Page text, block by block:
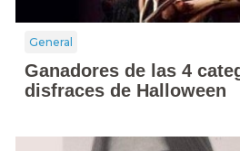
General
Ganadores de las 4
disfraces de Halloween